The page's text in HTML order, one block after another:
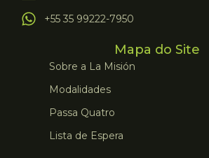
+55 35 99222-7950
Mapa do Site
Sobre a La Misión
Modalidades
Passa Quatro
Lista de Espera